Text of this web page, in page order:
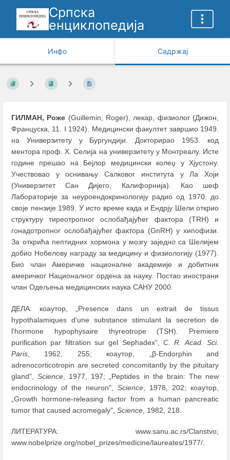
Српска
енциклопедија
Инфо Садржај
ГИЛМАН, Роже (Guillemin, Roger), лекар, физиолог (Дижон,
Француска, 11. I 1924). Медицински факултет завршио 1949.
на Универзитету у Бургундији. Докторирао 1953. код
ментора проф. Х. Селија на универзитету у Монтреалу. Исте
године прешао на Бејлор медицински колеџ у Хјустону.
Учествовао у оснивању Салковог института у Ла Хоји
(Универзитет Сан Дијего, Калифорнија). Као шеф
Лабораторије за неуроендокринологију радио од 1970. до
своје пензије 1989. У исто време када и Ендрју Шели открио
структуру тиреотропног ослобађајућег фактора (TRH) и
гонадотропног ослобађајућег фактора (GnRH) у хипофизи.
За открића пептидних хормона у мозгу заједно са Шелијем
добио Нобелову награду за медицину и физиологију (1977).
Био члан Америчке националне академије и добитник
америчког Националног ордена за науку. Постао инострани
члан Одељења медицинских наука САНУ 2000.
ДЕЛА: коаутор, „Presence dans un extrait de tissus
hypothalamiques d'une substance stimulant la sеcrеtion de
l'hormone hypophysaire thyrеotrope (TSH). Premiere
purification par filtration sur gel Sephadex", C. R. Acad. Sci.
Paris , 1962, 255; коаутор, „β-Endorphin and
adrenocorticotropin are secreted concomitantly by the pituitary
gland",Science , 1977, 197; „Peptides in the brain: The new
endocrinology of the neuron", Science , 1978, 202; коаутор,
„Growth hormone-releasing factor from a human pancreatic
tumor that caused acromegaly", Science , 1982, 218.
ЛИТЕРАТУРА: www.sanu.ac.rs/Clanstvo;
www.nobelprize.org/nobel_prizes/medicine/laureates/1977/.